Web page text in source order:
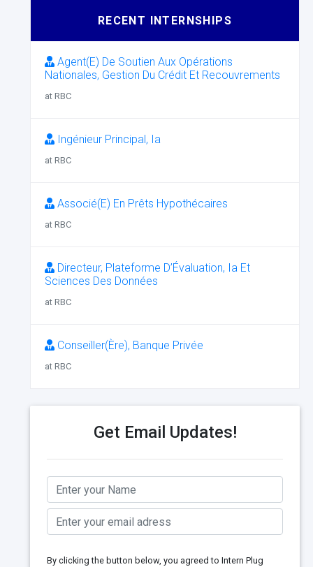
RECENT INTERNSHIPS
Agent(E) De Soutien Aux Opérations
Nationales, Gestion Du Crédit Et Recouvrements
at RBC
Ingénieur Principal, Ia
at RBC
Associé(E) En Prêts Hypothécaires
at RBC
Directeur, Plateforme D’Évaluation, Ia Et
Sciences Des Données
at RBC
Conseiller(Ère), Banque Privée
at RBC
Get Email Updates!
By clicking the button below, you agreed to Intern Plug